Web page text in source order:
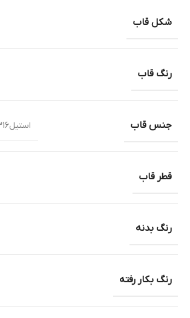
شکل قاب
رنگ قاب
جنس قاب استیل316 (ضد حساسیت)
قطر قاب
رنگ بدنه
رنگ بکار رفته